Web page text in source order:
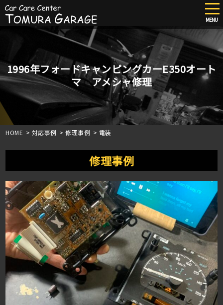
content
MENU
1996年フォードキャンピングカーE350オート
マ アメシャ修理
HOME > 対応事例 >修理事例 > 電装
修理事例